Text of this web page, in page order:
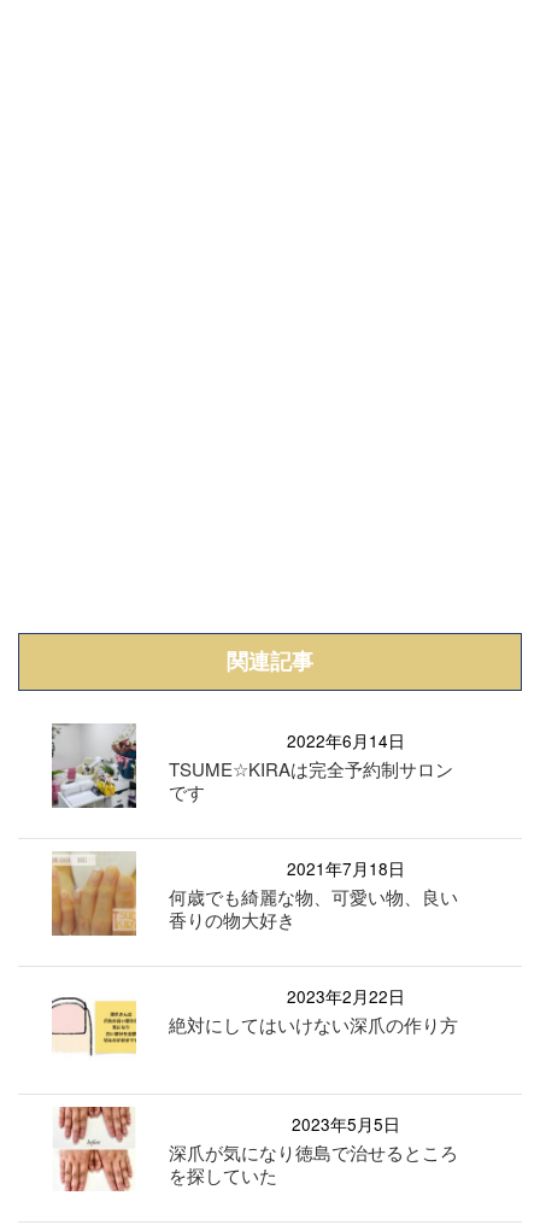
関連記事
2022年6月14日
TSUME☆KIRAは完全予約制サロン
です
2021年7月18日
何歳でも綺麗な物、可愛い物、良い
香りの物大好き
2023年2月22日
絶対にしてはいけない深爪の作り方
2023年5月5日
深爪が気になり徳島で治せるところ
を探していた